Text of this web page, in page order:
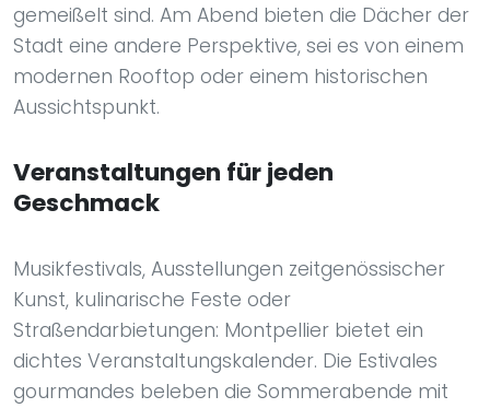
gemeißelt sind. Am Abend bieten die Dächer der
Stadt eine andere Perspektive, sei es von einem
modernen Rooftop oder einem historischen
Aussichtspunkt.
Veranstaltungen für jeden
Geschmack
Musikfestivals, Ausstellungen zeitgenössischer
Kunst, kulinarische Feste oder
Straßendarbietungen: Montpellier bietet ein
dichtes Veranstaltungskalender. Die Estivales
gourmandes beleben die Sommerabende mit